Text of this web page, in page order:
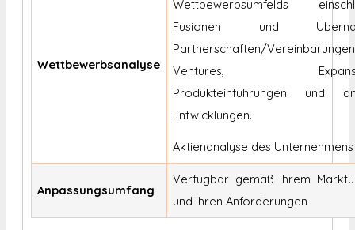
Wettbewerbsanalyse
Wettbewerbsumfelds
Fusionen und
Partnerschaften/
Ventures,
Produkteinführungen und
Entwicklungen.
Aktienanalyse des Unternehmens
Anpassungsumfang
Verfügbar gemäß Ihrem
und Ihren Anforderungen